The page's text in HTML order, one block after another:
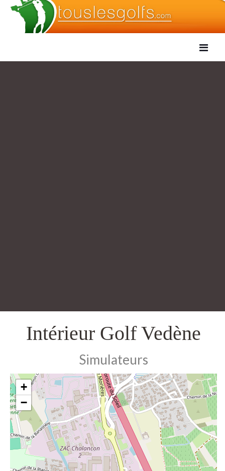
Intérieur Golf Vedène
Simulateurs
+
−